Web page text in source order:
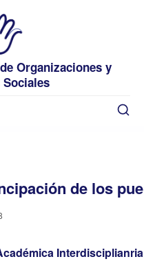
Organizaciones y
de los